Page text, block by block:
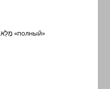
מָלֵא «полный»